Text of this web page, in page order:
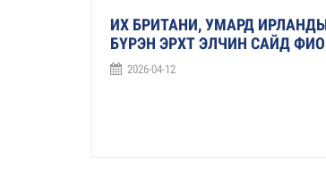
ИХ БРИТАНИ, УМАРД
БҮРЭН ЭРХТ ЭЛЧИН САЙД
2026-04-12